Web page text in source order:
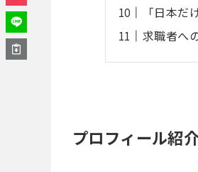
「日本
求職者へ
プロフィール紹